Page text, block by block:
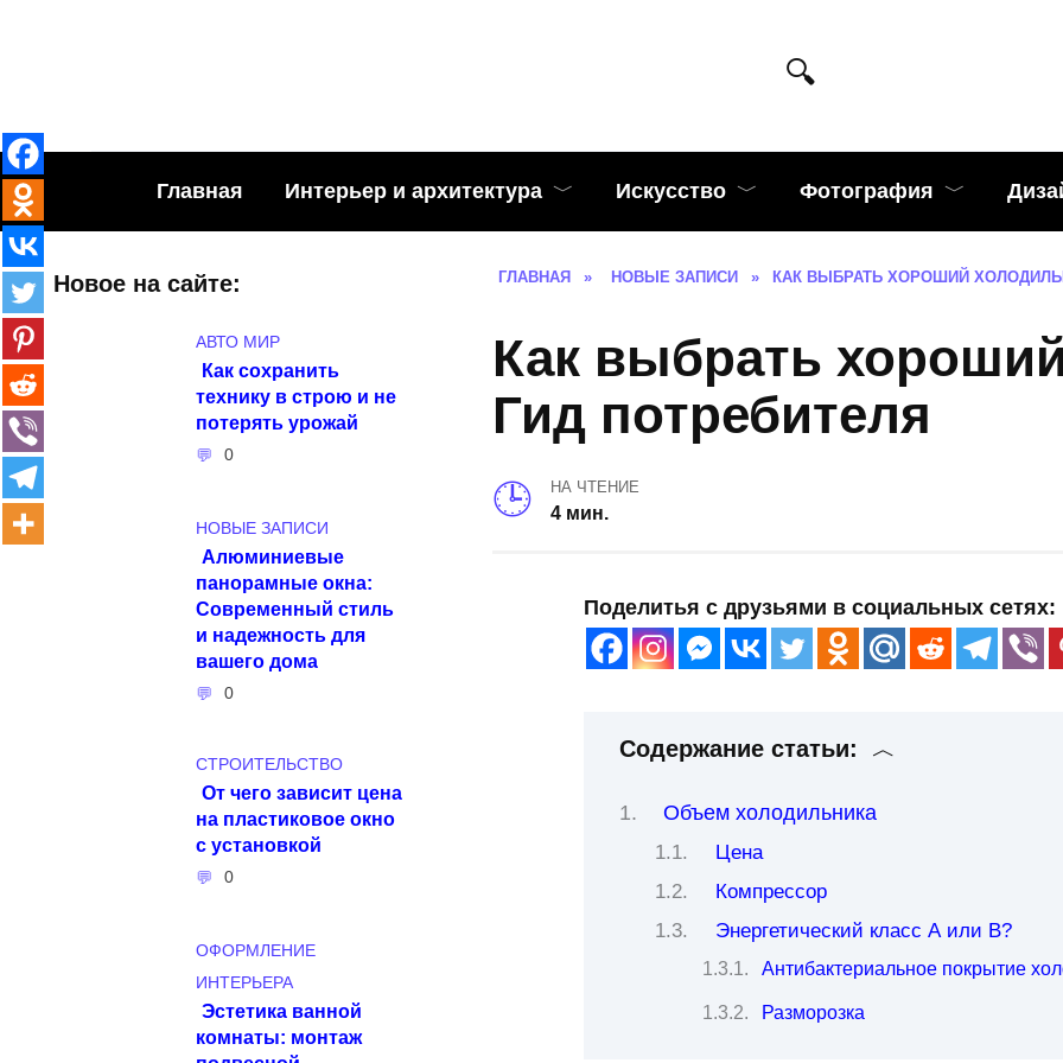
Главная Интерьер и архитектура Искусство Фотография
ГЛАВНАЯ » НОВЫЕ ЗАПИСИ » КАК ВЫБРАТЬ ХОРОШИЙ
Как выбрать
Гид потребителя
НА ЧТЕНИЕ
4 мин.
Поделитья с друзьями в социальных сетях:
Содержание статьи:
Объем холодильника
Цена
Компрессор
Энергетический класс А или В?
Антибактериальное покрытие
Разморозка
Новое на сайте:
АВТО МИР
Как сохранить
технику в строю и не
потерять урожай
0
НОВЫЕ ЗАПИСИ
Алюминиевые
панорамные окна:
Современный стиль
и надежность для
вашего дома
0
СТРОИТЕЛЬСТВО
От чего зависит цена
на пластиковое окно
с установкой
0
ОФОРМЛЕНИЕ
ИНТЕРЬЕРА
Эстетика ванной
комнаты: монтаж